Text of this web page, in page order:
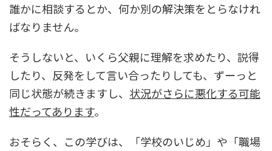
誰かに相談するとか、何か別の解決策をとらなけれ
ばなりません。
そうしないと、いくら父親に理解を求めたり、説得
したり、反発をして言い合ったりしても、ずーっと
同じ状態が続きますし、 状況がさらに悪化する可能
性だってあります。
おそらく、この学びは、「学校のいじめ」や「職場